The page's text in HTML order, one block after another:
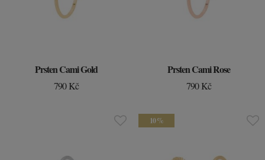
Prsten Cami Gold
790 Kč
Prsten Cami Rose
790 Kč
10 %